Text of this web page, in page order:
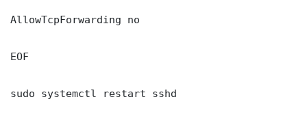
AllowTcpForwarding no
EOF
sudo systemctl restart sshd